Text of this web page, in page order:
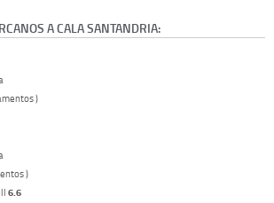
A CALA SANTANDRIA:
)
)
6.6